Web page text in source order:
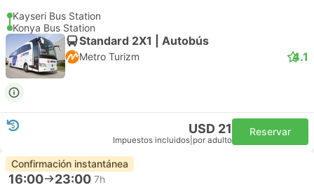
Kayseri Bus Station
Konya Bus Station
Standard 2X1 | Autobús
Metro Turizm 4.1
USD 21
Impuestos incluidos por adulto
Reservar
Confirmación instantánea
16:00 23:00 7h